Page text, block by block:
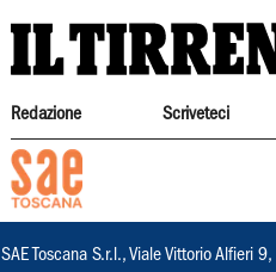
Redazione Scriveteci
SAE Toscana S.r.l., Viale Vittorio Alfieri